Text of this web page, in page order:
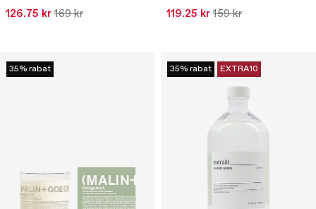
126.75 kr 169 kr 119.25 kr 159 kr
35% rabat 35% rabat EXTRA10